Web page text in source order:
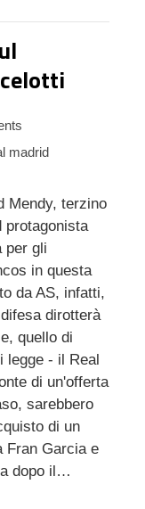
madrid
Mendy, terzino
protagonista
per gli
in questa
da AS, infatti,
dirotterà
quello di
- il Real
di un'offerta
sarebbero
di un
Fran Garcia e
dopo il…